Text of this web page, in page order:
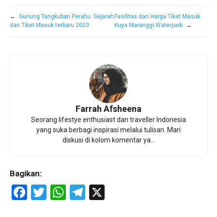
←
Gunung Tangkuban Perahu: Sejarah
dan Tiket Masuk terbaru 2023
Fasilitas dan Harga Tiket Masuk
Kuya Maranggi Waterpark
→
Farrah Afsheena
Seorang lifestye enthusiast dan traveller Indonesia
yang suka berbagi inspirasi melalui tulisan. Mari
diskusi di kolom komentar ya...
Bagikan:
F
T
W
T